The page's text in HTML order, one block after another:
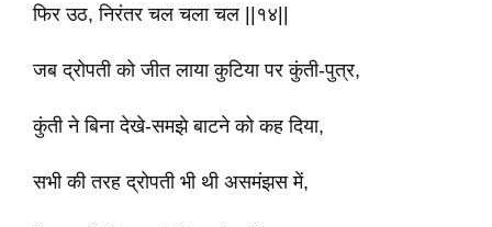
फिर उठ, निरंतर चल चला चल ||१४||
जब द्रोपती को जीत लाया कुटिया पर कुंती-पुत्र,
कुंती ने बिना देखे-समझे बाटने को कह दिया,
सभी की तरह द्रोपती भी थी असमंझस में,